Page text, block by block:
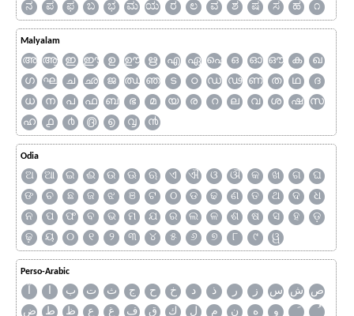
ನ
ಪ ಫ ಬ ಭ ಮ ಯ ರ ಲ ವ ಶ ಷ ಸ ಹ ೧
Malyalam
അ ആ ഇ ഈ ഉ ഊ ഋ എ ഏ ഐ ഒ ഓ ഔ ക
ഖ
ഗ
ഘ ച ഛ ജ ഝ ഞ ട ഠ ഡ ഢ ണ ത ഥ
ദ
ധ
ന പ ഫ ബ ഭ മ യ ര റ ല വ ശ ഷ
സ
ഹ
൧ ൪ ൫ ൭ ൮ ൯
Odia
ଅ ଆ ଇ ଈ ଉ ଊ ଋ ଏ ଐ ଓ ଔ କ ଖ ଗ
ଘ
ଙ
ଚ ଛ ଜ ଝ ଞ ଟ ଠ ଡ ଢ ଣ ତ ଥ ଦ
ଧ
ନ
ପ ଫ ବ ଭ ମ ଯ ର ଲ ଳ ଶ ଷ ସ ହ
ଡ଼
ଢ଼
ୟ ୦ ୧ ୨ ୩ ୪ ୫ ୬ ୭ ୮ ୯ ୱ
Perso-Arabic
آ ا ب ت ث ج ح خ د ذ ر ز س ش ص
ض
ط ظ ع غ ف ق ك ل م ن ه
و